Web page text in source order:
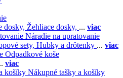
dosky, Žehliace dosky, ... viac
Náradie na upratovanie
sety, Hubky a drôtenky ... viac
Odpadkové koše
viac
Nákupné tašky a košíky